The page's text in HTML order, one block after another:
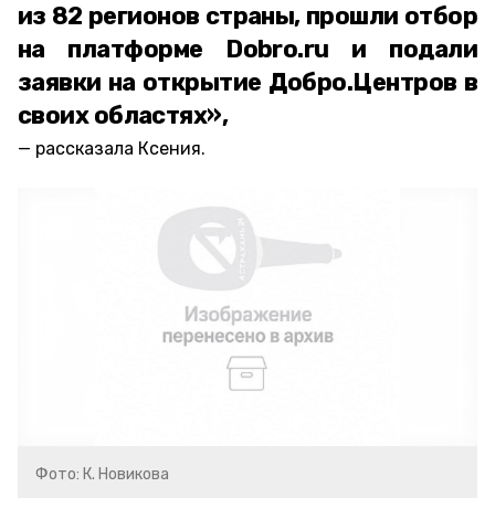
из 82 регионов страны, прошли отбор
на платформе Dobro.ru и подали
заявки на открытие Добро.Центров в
своих областях»,
рассказала Ксения.
Фото: К. Новикова